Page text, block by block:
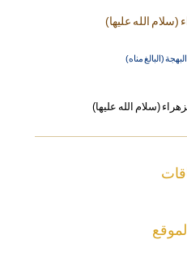
(سلام الله عليها)
(البالغ مناه)